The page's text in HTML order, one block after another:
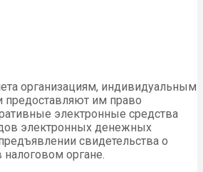
организациям, индивидуальным
предоставляют им право
электронные средства
электронных денежных
свидетельства о
налоговом органе.